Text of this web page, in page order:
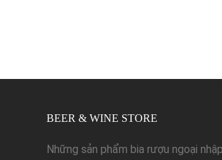
BEER & WINE STORE
Những sản phẩm bia rượu ngoại